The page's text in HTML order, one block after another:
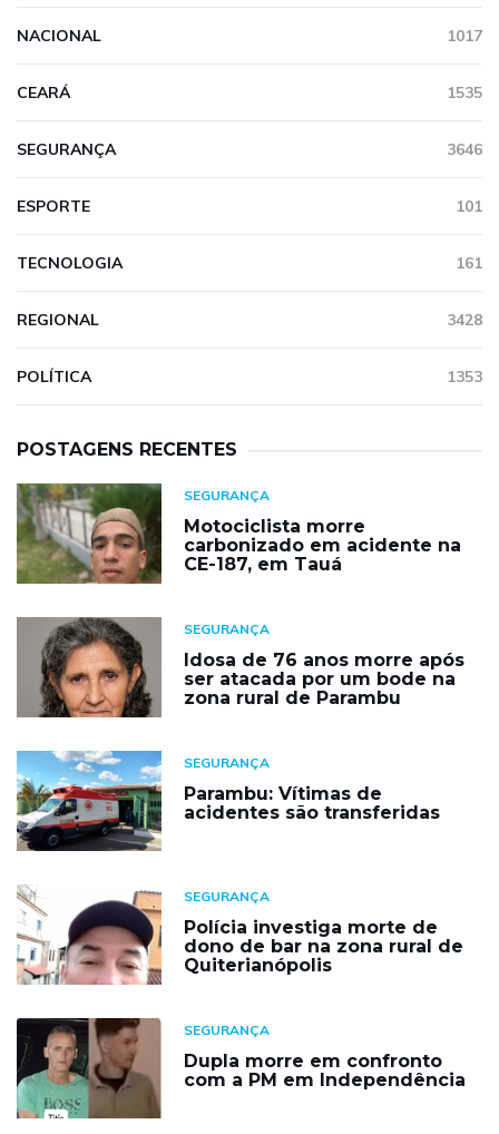
NACIONAL 1017
CEARÁ 1535
SEGURANÇA 3646
ESPORTE 101
TECNOLOGIA 161
REGIONAL 3428
POLÍTICA 1353
POSTAGENS RECENTES
SEGURANÇA
Motociclista morre
carbonizado em acidente na
CE-187, em Tauá
SEGURANÇA
Idosa de 76 anos morre após
ser atacada por um bode na
zona rural de Parambu
SEGURANÇA
Parambu: Vítimas de
acidentes são transferidas
SEGURANÇA
Polícia investiga morte de
dono de bar na zona rural de
Quiterianópolis
SEGURANÇA
Dupla morre em confronto
com a PM em Independência